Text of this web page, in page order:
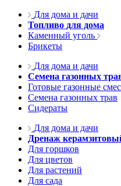
Для дома и дачи
Топливо для дома
Каменный уголь
Брикеты
Для дома и дачи
Семена газонных
Готовые газонные
Семена газонных трав
Сидераты
Для дома и дачи
Дренаж
Для горшков
Для цветов
Для растений
Для сада